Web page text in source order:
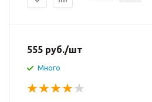
555 руб./шт
Много